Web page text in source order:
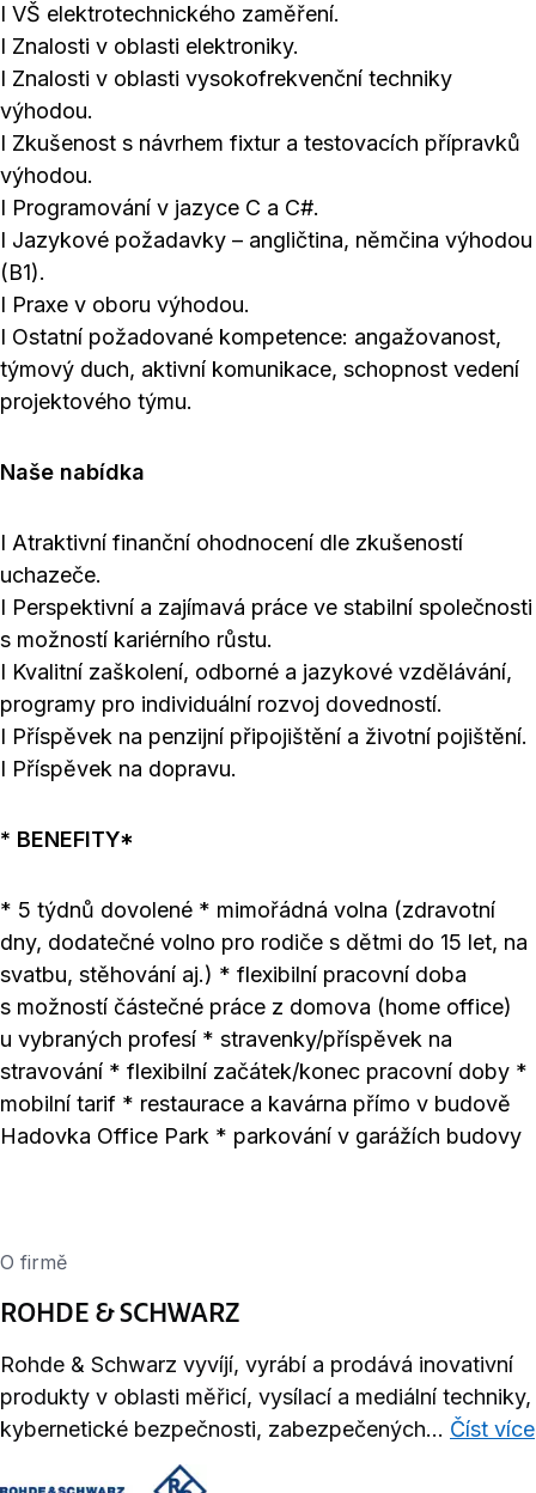
I VŠ elektrotechnického zaměření.
I Znalosti v oblasti elektroniky.
I Znalosti v oblasti vysokofrekvenční techniky
výhodou.
I Zkušenost s návrhem fixtur a testovacích přípravků
výhodou.
I Programování v jazyce C a C#.
I Jazykové požadavky – angličtina, němčina výhodou
(B1).
I Praxe v oboru výhodou.
I Ostatní požadované kompetence: angažovanost,
týmový duch, aktivní komunikace, schopnost vedení
projektového týmu.
Naše nabídka
I Atraktivní finanční ohodnocení dle zkušeností
uchazeče.
I Perspektivní a zajímavá práce ve stabilní společnosti
s možností kariérního růstu.
I Kvalitní zaškolení, odborné a jazykové vzdělávání,
programy pro individuální rozvoj dovedností.
I Příspěvek na penzijní připojištění a životní pojištění.
I Příspěvek na dopravu.
* BENEFITY*
* 5 týdnů dovolené * mimořádná volna (zdravotní
dny, dodatečné volno pro rodiče s dětmi do 15 let, na
svatbu, stěhování aj.) * flexibilní pracovní doba
s možností částečné práce z domova (home office)
u vybraných profesí * stravenky/příspěvek na
stravování * flexibilní začátek/konec pracovní doby *
mobilní tarif * restaurace a kavárna přímo v budově
Hadovka Office Park * parkování v garážích budovy
O firmě
ROHDE & SCHWARZ
Rohde & Schwarz vyvíjí, vyrábí a prodává inovativní
produkty v oblasti měřicí, vysílací a mediální techniky,
kybernetické bezpečnosti, zabezpečených... Číst více